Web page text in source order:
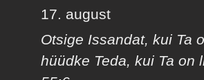
17. august
Otsige Issandat, kui Ta
hüüdke Teda, kui Ta on